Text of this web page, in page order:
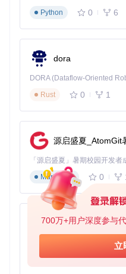
700万+用户深度参与
立
Python
0 6
dora
Rust
0 1
源启盛夏_AtomGit
Markdown
0
py-xiaozhi
Python
0 1